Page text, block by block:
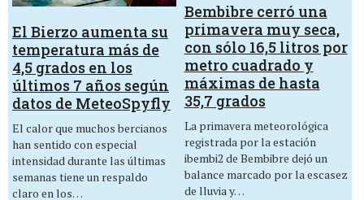
El Bierzo aumenta su
temperatura más de
4,5 grados en los
últimos 7 años según
datos de MeteoSpyfly
El calor que muchos bercianos
han sentido con especial
intensidad durante las últimas
semanas tiene un respaldo
claro en los…
Bembibre cerró una
primavera muy seca,
con sólo 16,5 litros por
metro cuadrado y
máximas de hasta
35,7 grados
La primavera meteorológica
registrada por la estación
ibembi2 de Bembibre dejó un
balance marcado por la escasez
de lluvia y…